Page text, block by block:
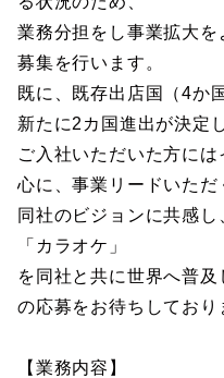
業務分担をし事業拡大を
募集を行います。
既に、既存出店国（4か
新たに2カ国進出が決定
ご入社いただいた方に
心に、事業リードいただ
同社のビジョンに共感
「カラオケ」
を同社と共に世界へ普
の応募をお待ちしており
【業務内容】